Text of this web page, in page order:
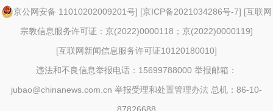
京公网安备 11010202009201号] [京ICP备2021034286号-7] [互联网
宗教信息服务许可证：京(2022)0000118；京(2022)0000119]
[互联网新闻信息服务许可证10120180010]
违法和不良信息举报电话：15699788000 举报邮箱：
jubao@chinanews.com.cn 举报受理和处置管理办法 总机：86-10-